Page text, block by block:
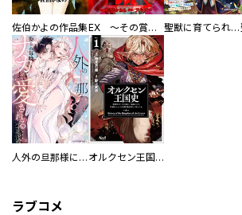
佐伯かよの作品集 EX ～その賞金稼ぎは、世界の出口を探す～【単行本版】 聖獣に育てられた少年の異世界ゆるり放浪記～神様からもらったチート魔法で、仲間たちとスローライフを満喫中～
人外の旦那様に娶られ毎晩ナカまで愛される…。アンソロジー オルクセン王国史
ラブコメ